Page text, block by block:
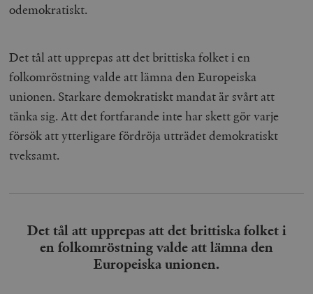
odemokratiskt.
Det tål att upprepas att det brittiska folket i en
folkomröstning valde att lämna den Europeiska
unionen. Starkare demokratiskt mandat är svårt att
tänka sig. Att det fortfarande inte har skett gör varje
försök att ytterligare fördröja utträdet demokratiskt
tveksamt.
Det tål att upprepas att det brittiska folket i
en folkomröstning valde att lämna den
Europeiska unionen.